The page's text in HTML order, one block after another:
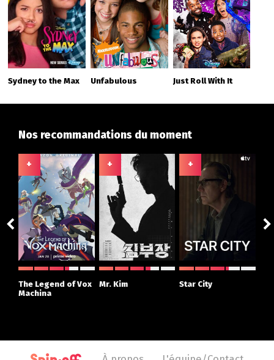
Sydney to the Max Unfabulous Just Roll With It
Nos recommandations du moment
+
The Legend of Vox
Machina
+
Mr. Kim
+
Star City